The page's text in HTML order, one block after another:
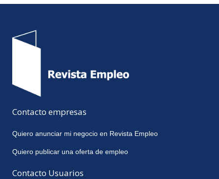
Contacto empresas
Quiero anunciar mi negocio en Revista Empleo
Quiero publicar una oferta de empleo
Contacto Usuarios